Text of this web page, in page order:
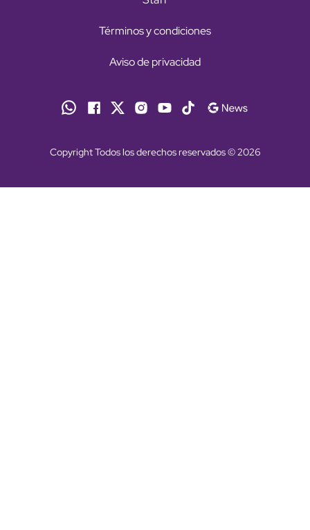
Términos y condiciones
Aviso de privacidad
Copyright Todos los derechos reservados © 2026